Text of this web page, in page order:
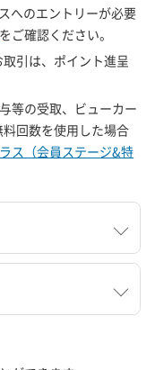
へのエントリーが必要
をご確認ください。
引は、ポイント進呈
等の受取、ビューカー
回数を使用した場合
ラス（会員ステージ&特